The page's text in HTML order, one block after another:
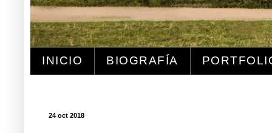
INICIO BIOGRAFÍA
24 oct 2018